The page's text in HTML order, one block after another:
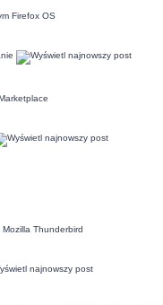
Firefox OS
Thunderbird